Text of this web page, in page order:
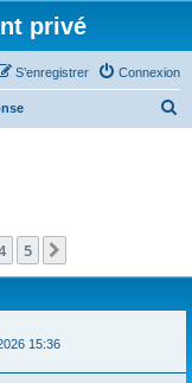
privé
Connexion
S’enregistrer
c
5
15:36